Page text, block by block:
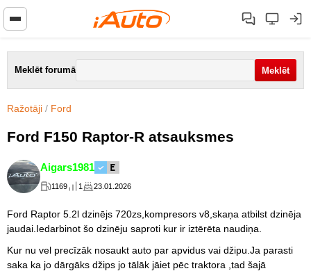
Meklēt forumā
Ražotāji / Ford
Ford F150 Raptor-R atsauksmes
Aigars1981
1169 1 23.01.2026
Ford Raptor 5.2l dzinējs 720zs,kompresors v8,skaņa atbilst dzinēja
jaudai.Iedarbinot šo dzinēju saproti kur ir iztērēta naudiņa.
Kur nu vel precīzāk nosaukt auto par apvidus vai džipu.Ja parasti
saka ka jo dārgāks džips jo tālāk jāiet pēc traktora ,tad šajā